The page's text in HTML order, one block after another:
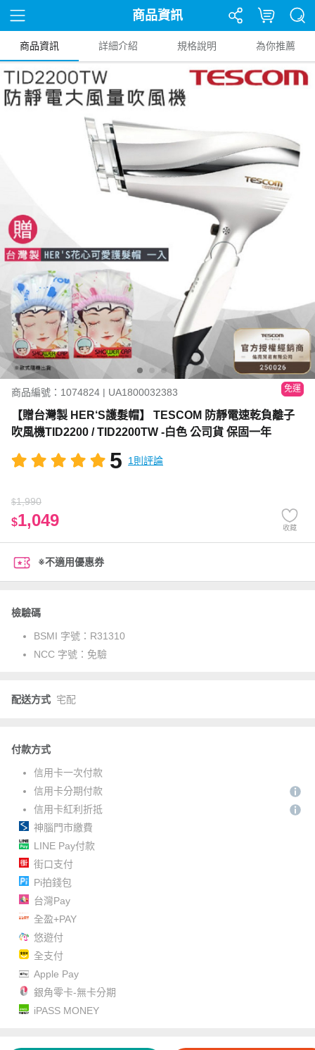
商品資訊
商品資訊 詳細介紹 規格說明 為你推薦
商品編號：1074824 | UA1800032383 免運
【贈台灣製 HER‘S護髮帽】 TESCOM 防靜電速乾負離子
吹風機TID2200 / TID2200TW -白色 公司貨 保固一年
5 1則評論
$1,990
$1,049 收藏
※不適用優惠券
檢驗碼
BSMI 字號： R31310
NCC 字號： 免驗
配送方式 宅配
付款方式
信用卡一次付款
信用卡分期付款
信用卡紅利折抵
神腦門市繳費
LINE Pay付款
街口支付
Pi拍錢包
台灣Pay
全盈+PAY
悠遊付
全支付
Apple Pay
銀角零卡-無卡分期
iPASS MONEY